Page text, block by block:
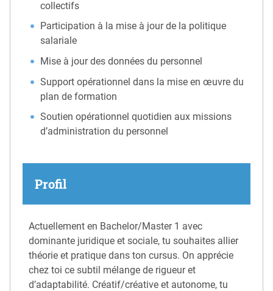
collectifs
Participation à la mise à jour de la politique
salariale
Mise à jour des données du personnel
Support opérationnel dans la mise en œuvre du
plan de formation
Soutien opérationnel quotidien aux missions
d’administration du personnel
Profil
Actuellement en Bachelor/Master 1 avec
dominante juridique et sociale, tu souhaites allier
théorie et pratique dans ton cursus. On apprécie
chez toi ce subtil mélange de rigueur et
d’adaptabilité. Créatif/créative et autonome, tu